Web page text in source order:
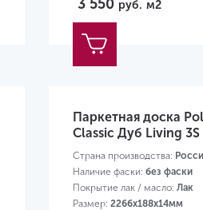
3 550 руб. м2
Паркетная доска
Classic Дуб Living 3S
Страна производства:
Наличие фаски: без фаски
Покрытие лак / масло: Лак
Размер: 2266х188х14мм